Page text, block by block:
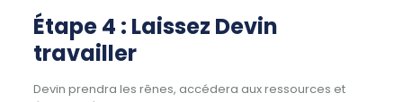
Étape 4 : Laissez Devin
travailler
Devin prendra les rênes, accédera aux ressources et